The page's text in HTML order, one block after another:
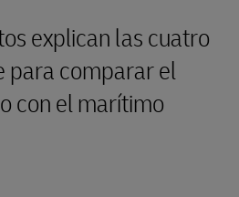
explican las cuatro
para comparar el
con el marítimo